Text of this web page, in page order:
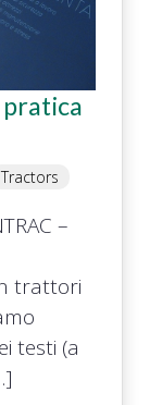
Tractors
–
trattori
testi (a